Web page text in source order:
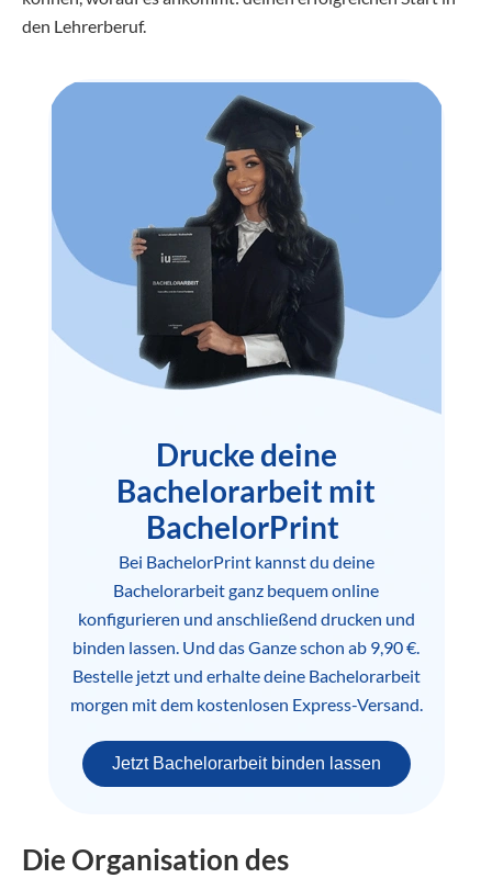
den Lehrerberuf.
Drucke deine
Bachelorarbeit mit
BachelorPrint
Bei BachelorPrint kannst du deine
Bachelorarbeit ganz bequem online
konfigurieren und anschließend drucken und
binden lassen. Und das Ganze schon ab 9,90 €.
Bestelle jetzt und erhalte deine Bachelorarbeit
morgen mit dem kostenlosen Express-Versand.
Jetzt Bachelorarbeit binden lassen
Die Organisation des